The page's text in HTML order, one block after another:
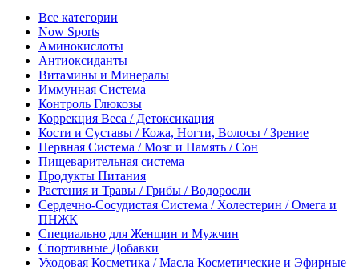
Все категории
Now Sports
Аминокислоты
Антиоксиданты
Витамины и Минералы
Иммунная Система
Контроль Глюкозы
Коррекция Веса / Детоксикация
Кости и Суставы / Кожа, Ногти, Волосы / Зрение
Нервная Система / Мозг и Память / Сон
Пищеварительная система
Продукты Питания
Растения и Травы / Грибы / Водоросли
Сердечно-Сосудистая Система / Холестерин / Омега и
ПНЖК
Специально для Женщин и Мужчин
Спортивные Добавки
Уходовая Косметика / Масла Косметические и Эфирные